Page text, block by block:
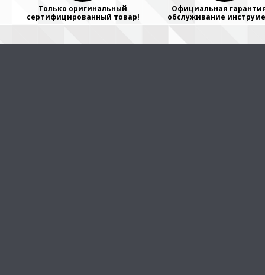
Только оригинальный
сертифицированный товар!
Официальная
обслуживание